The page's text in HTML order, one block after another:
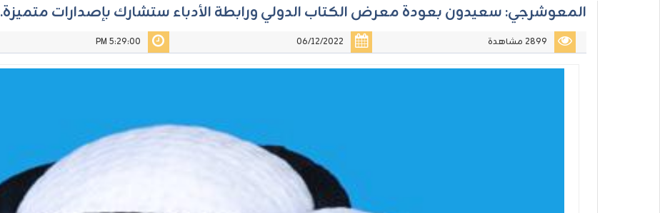
المعوشرجي: سعيدون بعودة معرض الكتاب الدولي ورابطة الأدباء ستشارك بإصدارات متميزة.
2899 مشاهدة 06/12/2022
5:29:00 PM